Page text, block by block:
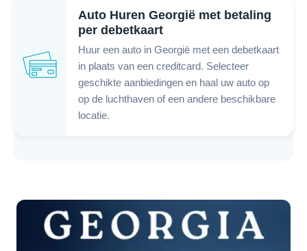
Auto Huren Georgië met betaling
per debetkaart
Huur een auto in Georgië met een debetkaart
in plaats van een creditcard. Selecteer
geschikte aanbiedingen en haal uw auto op
op de luchthaven of een andere beschikbare
locatie.